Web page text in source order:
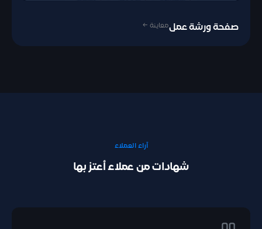
صفحة ورشة عملمعاينة ←
آراء العملاء
شهادات من عملاء أعتز بها